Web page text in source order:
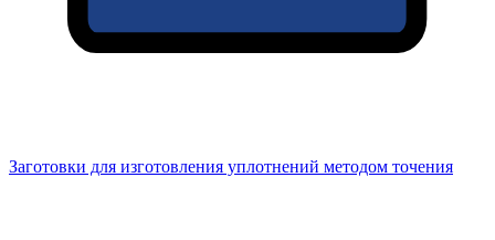
Заготовки для изготовления уплотнений методом точения